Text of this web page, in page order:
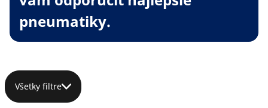
pneumatiky.
Všetky filtre